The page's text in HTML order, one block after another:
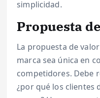
simplicidad.
Propuesta
La propuesta de
marca sea única en
competidores. Debe
¿por qué los clientes